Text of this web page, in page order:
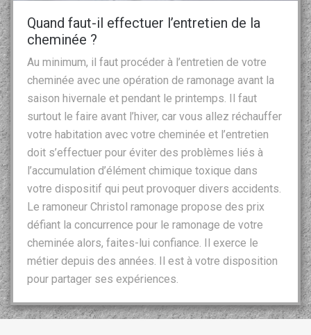
Quand faut-il effectuer l’entretien de la
cheminée ?
Au minimum, il faut procéder à l’entretien de votre
cheminée avec une opération de ramonage avant la
saison hivernale et pendant le printemps. Il faut
surtout le faire avant l’hiver, car vous allez réchauffer
votre habitation avec votre cheminée et l’entretien
doit s’effectuer pour éviter des problèmes liés à
l’accumulation d’élément chimique toxique dans
votre dispositif qui peut provoquer divers accidents.
Le ramoneur Christol ramonage propose des prix
défiant la concurrence pour le ramonage de votre
cheminée alors, faites-lui confiance. Il exerce le
métier depuis des années. Il est à votre disposition
pour partager ses expériences.